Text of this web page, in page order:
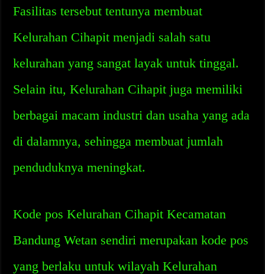
Fasilitas tersebut tentunya membuat
Kelurahan Cihapit menjadi salah satu
kelurahan yang sangat layak untuk tinggal.
Selain itu, Kelurahan Cihapit juga memiliki
berbagai macam industri dan usaha yang ada
di dalamnya, sehingga membuat jumlah
penduduknya meningkat.
Kode pos Kelurahan Cihapit Kecamatan
Bandung Wetan sendiri merupakan kode pos
yang berlaku untuk wilayah Kelurahan